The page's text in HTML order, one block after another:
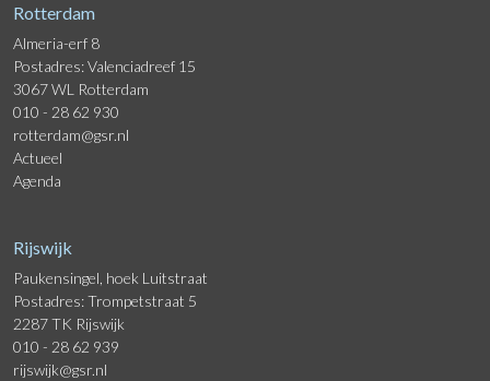
Rotterdam
Almeria-erf 8
Postadres: Valenciadreef 15
3067 WL Rotterdam
010 - 28 62 930
rotterdam@gsr.nl
Actueel
Agenda
Rijswijk
Paukensingel, hoek Luitstraat
Postadres: Trompetstraat 5
2287 TK Rijswijk
010 - 28 62 939
rijswijk@gsr.nl